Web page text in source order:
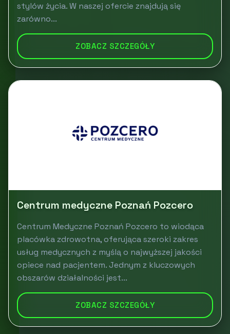
stylów życia. W naszej ofercie znajdują się
zarówno...
ZOBACZ SZCZEGÓŁY
Centrum medyczne Poznań Pozcero
Centrum Medyczne Poznań Pozcero to wiodąca
placówka zdrowotna, oferująca szeroki zakres
usług medycznych z myślą o najwyższej jakości
opiece nad pacjentem. Jednym z kluczowych
obszarów działalności jest...
ZOBACZ SZCZEGÓŁY